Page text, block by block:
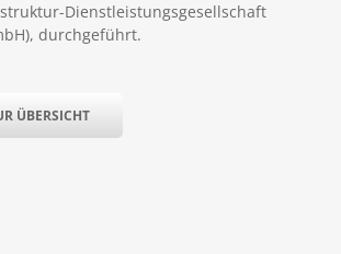
Dienstleistungsgesellschaft
durchgeführt.
ÜBERSICHT